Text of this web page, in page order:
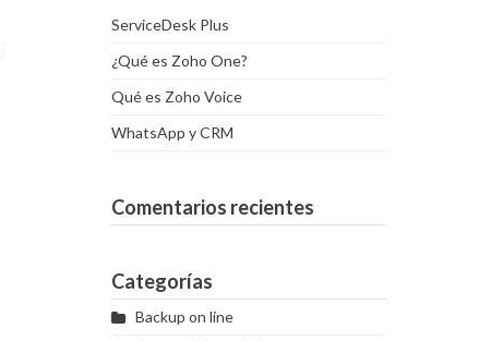
ServiceDesk Plus
¿Qué es Zoho One?
Qué es Zoho Voice
WhatsApp y CRM
Comentarios recientes
Categorías
Backup on line